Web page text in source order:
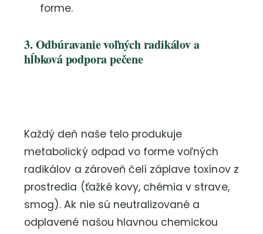
forme.
3. Odbúravanie voľných radikálov a
hĺbková podpora pečene
Každý deň naše telo produkuje
metabolický odpad vo forme voľných
radikálov a zároveň čelí záplave toxínov z
prostredia (ťažké kovy, chémia v strave,
smog). Ak nie sú neutralizované a
odplavené našou hlavnou chemickou